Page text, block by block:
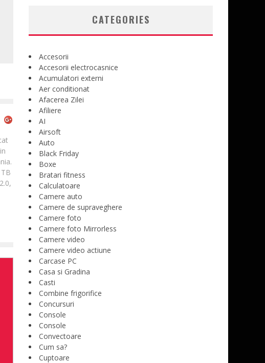
CATEGORIES
Accesorii
Accesorii electrocasnice
Acumulatori externi
Aer conditionat
Afacerea Zilei
Afiliere
AI
Airsoft
Auto
Black Friday
Boxe
Bratari fitness
Calculatoare
Camere auto
Camere de supraveghere
Camere foto
Camere foto Mirrorless
Camere video
Camere video actiune
Carcase PC
Casa si Gradina
Casti
Combine frigorifice
Concursuri
Console
Console
Convectoare
Cum sa?
Cuptoare